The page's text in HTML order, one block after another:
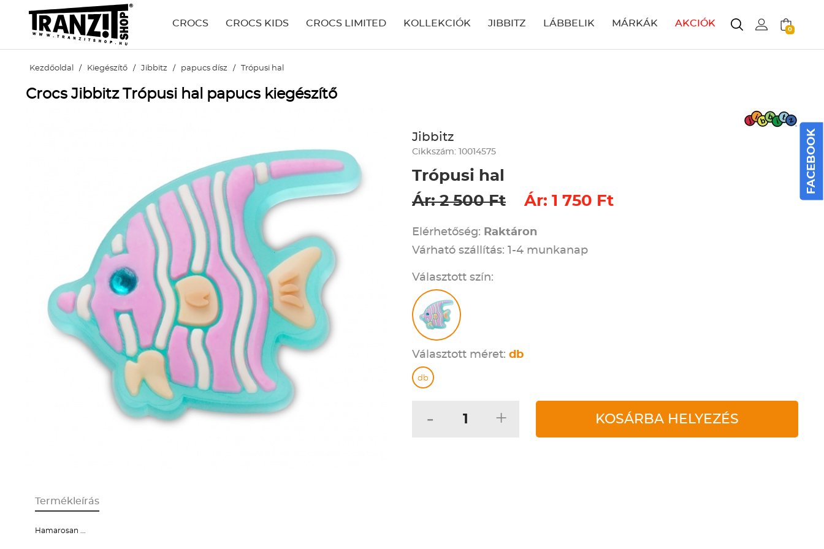
CROCS CROCS KIDS CROCS LIMITED KOLLEKCIÓK JIBBITZ LÁBBELIK MÁRKÁK AKCIÓK
0
Kezdőoldal / Kiegészítő / Jibbitz / papucs dísz / Trópusi hal
Crocs Jibbitz Trópusi hal papucs kiegészítő
Jibbitz
Cikkszám: 10014575
Trópusi hal
Ár: 2 500 Ft
Ár: 1 750 Ft
Elérhetőség: Raktáron
Várható szállítás: 1-4 munkanap
Választott szín:
Választott méret: db
db
- + KOSÁRBA HELYEZÉS
Termékleírás
Hamarosan ...
FACEBOOK